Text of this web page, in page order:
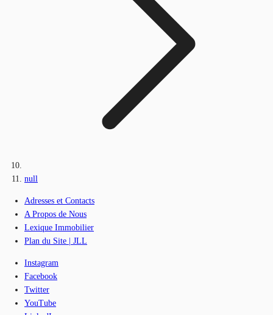
null
Adresses et Contacts
A Propos de Nous
Lexique Immobilier
Plan du Site | JLL
Instagram
Facebook
Twitter
YouTube